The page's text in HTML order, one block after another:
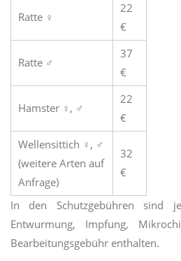
Ratte ♀
22
€
Ratte ♂
37
€
Hamster ♀, ♂
22
€
Wellensittich ♀, ♂
(weitere Arten auf
Anfrage)
32
€
In den Schutzgebühren sind
Entwurmung, Impfung,
Bearbeitungsgebühr enthalten.